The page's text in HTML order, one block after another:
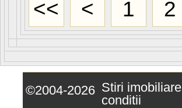
<<
< 1 2
©2004-2026 Stiri imobiliare
conditii